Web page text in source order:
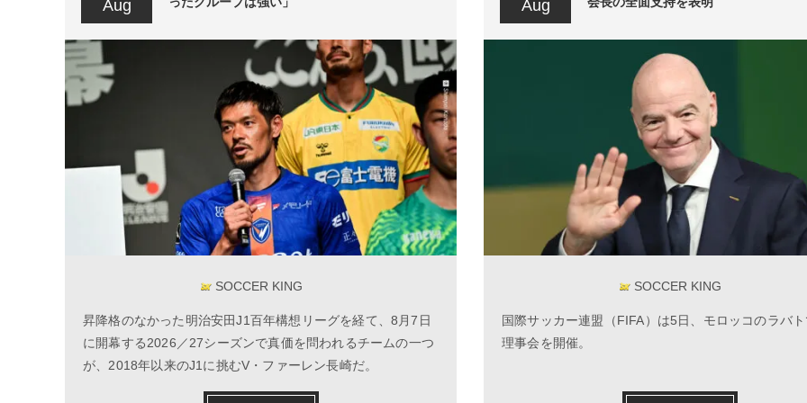
Aug
SOCCER KING
昇降格のなかった明治安田J1百年構想リーグを経て、8月7日
に開幕する2026／27シーズンで真価を問われるチームの一つ
が、2018年以来のJ1に挑むV・ファーレン長崎だ。
Aug
SOCCER KING
国際サッカー連盟（FIFA）は5日、モロッコのラバ
理事会を開催。